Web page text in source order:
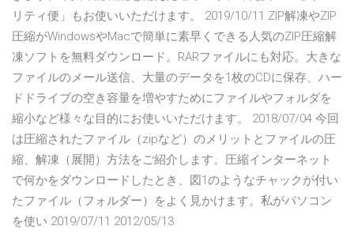
リティ便」もお使いいただけます。 2019/10/11 ZIP解凍やZIP
圧縮がWindowsやMacで簡単に素早くできる人気のZIP圧縮解
凍ソフトを無料ダウンロード。RARファイルにも対応。大きな
ファイルのメール送信、大量のデータを1枚のCDに保存、ハー
ドドライブの空き容量を増やすためにファイルやフォルダを
縮小など様々な目的にお使いいただけます。 2018/07/04 今回
は圧縮されたファイル（zipなど）のメリットとファイルの圧
縮、解凍（展開）方法をご紹介します。圧縮インターネット
で何かをダウンロードしたとき、図1のようなチャックが付い
たファイル（フォルダー）をよく見かけます。私がパソコン
を使い 2019/07/11 2012/05/13